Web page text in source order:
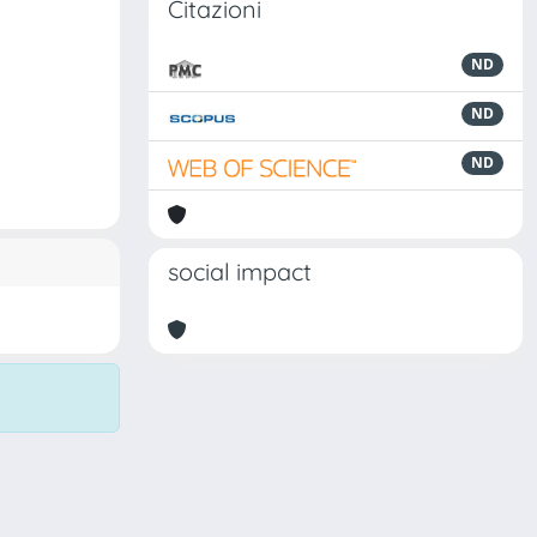
Citazioni
ND
ND
ND
social impact